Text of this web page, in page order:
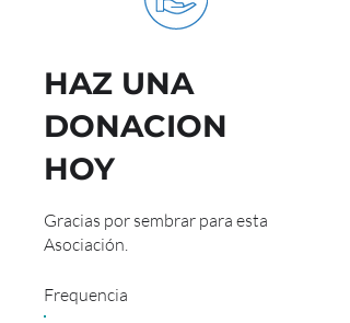
HAZ UNA
DONACION
HOY
Gracias por sembrar para esta
Asociación.
Frequencia